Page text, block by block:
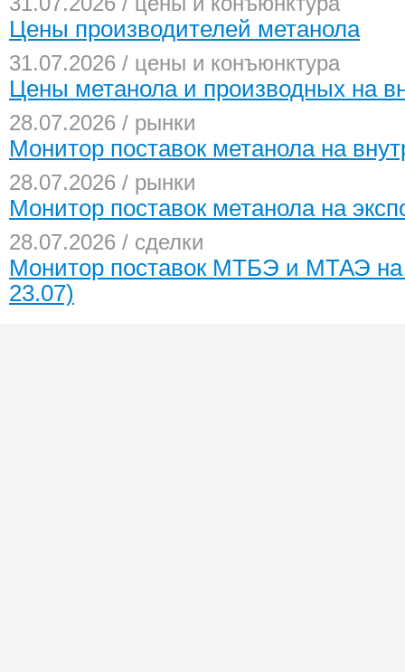
Цены производителей метанола
31.07.2026 / цены и конъюнктура
Цены метанола и производных на
28.07.2026 / рынки
Монитор поставок метанола на
28.07.2026 / рынки
Монитор поставок метанола на
28.07.2026 / сделки
Монитор поставок МТБЭ и МТАЭ
23.07)